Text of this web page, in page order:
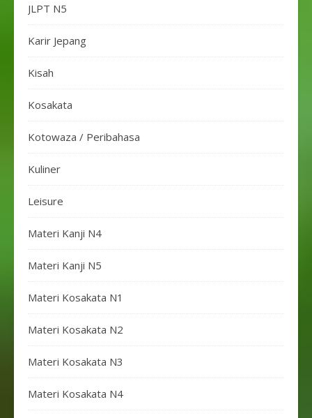
JLPT N5
Karir Jepang
Kisah
Kosakata
Kotowaza / Peribahasa
Kuliner
Leisure
Materi Kanji N4
Materi Kanji N5
Materi Kosakata N1
Materi Kosakata N2
Materi Kosakata N3
Materi Kosakata N4